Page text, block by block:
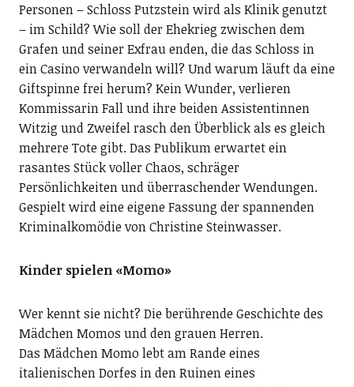
Personen – Schloss Putzstein wird als Klinik genutzt
– im Schild? Wie soll der Ehekrieg zwischen dem
Grafen und seiner Exfrau enden, die das Schloss in
ein Casino verwandeln will? Und warum läuft da eine
Giftspinne frei herum? Kein Wunder, verlieren
Kommissarin Fall und ihre beiden Assistentinnen
Witzig und Zweifel rasch den Überblick als es gleich
mehrere Tote gibt. Das Publikum erwartet ein
rasantes Stück voller Chaos, schräger
Persönlichkeiten und überraschender Wendungen.
Gespielt wird eine eigene Fassung der spannenden
Kriminalkomödie von Christine Steinwasser.
Kinder spielen «Momo»
Wer kennt sie nicht? Die berührende Geschichte des
Mädchen Momos und den grauen Herren.
Das Mädchen Momo lebt am Rande eines
italienischen Dorfes in den Ruinen eines